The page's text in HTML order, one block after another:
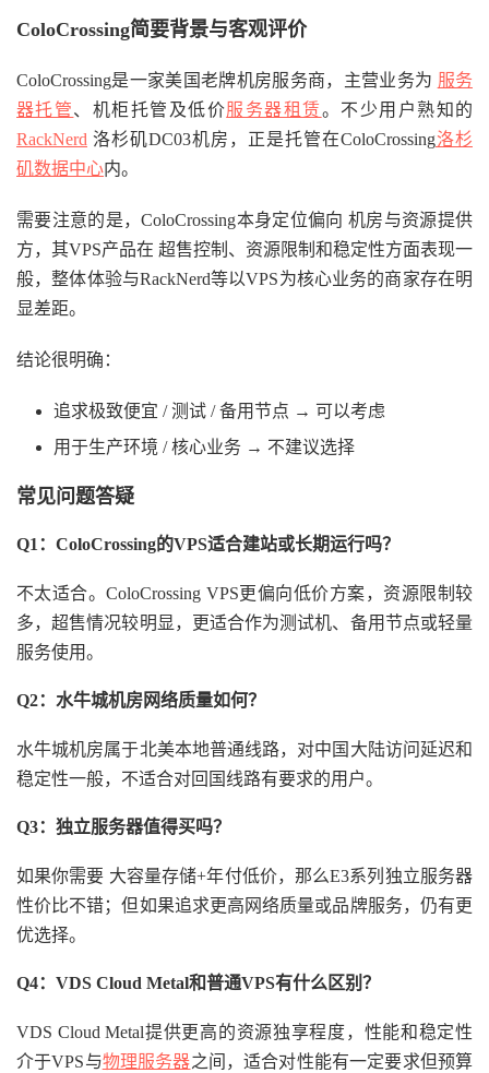
ColoCrossing简要背景与客观评价
ColoCrossing是一家美国老牌机房服务商，主营业务为 服务
器托管、机柜托管及低价服务器租赁。不少用户熟知的
RackNerd 洛杉矶DC03机房，正是托管在ColoCrossing洛杉
矶数据中心内。
需要注意的是，ColoCrossing本身定位偏向 机房与资源提供
方，其VPS产品在 超售控制、资源限制和稳定性方面表现一
般，整体体验与RackNerd等以VPS为核心业务的商家存在明
显差距。
结论很明确：
追求极致便宜 / 测试 / 备用节点 → 可以考虑
用于生产环境 / 核心业务 → 不建议选择
常见问题答疑
Q1：ColoCrossing的VPS适合建站或长期运行吗？
不太适合。ColoCrossing VPS更偏向低价方案，资源限制较
多，超售情况较明显，更适合作为测试机、备用节点或轻量
服务使用。
Q2：水牛城机房网络质量如何？
水牛城机房属于北美本地普通线路，对中国大陆访问延迟和
稳定性一般，不适合对回国线路有要求的用户。
Q3：独立服务器值得买吗？
如果你需要 大容量存储+年付低价，那么E3系列独立服务器
性价比不错；但如果追求更高网络质量或品牌服务，仍有更
优选择。
Q4：VDS Cloud Metal和普通VPS有什么区别？
VDS Cloud Metal提供更高的资源独享程度，性能和稳定性
介于VPS与物理服务器之间，适合对性能有一定要求但预算